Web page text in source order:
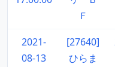
Ｆ
2021-
08-13
[27640]
ひらま